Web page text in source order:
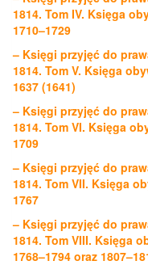
1814. Tom IV. Księga
1710–1729
– Księgi przyjęć do
1814. Tom V. Księga
1637 (1641)
– Księgi przyjęć do
1814. Tom VI. Księga
1709
– Księgi przyjęć do
1814. Tom VII. Księga
1767
– Księgi przyjęć do
1814. Tom VIII. Księga
1768–1794 oraz